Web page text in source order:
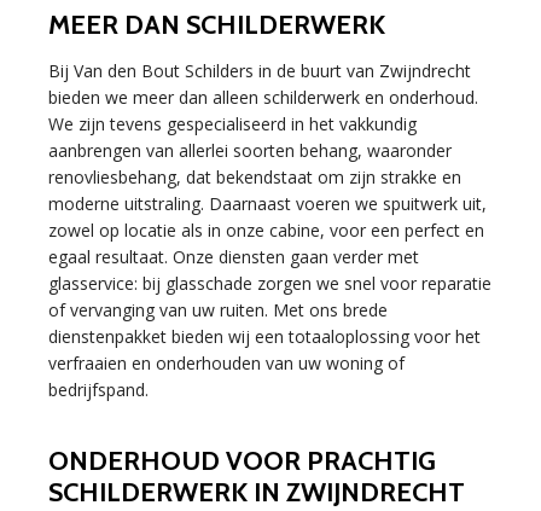
MEER DAN SCHILDERWERK
Bij Van den Bout Schilders in de buurt van Zwijndrecht
bieden we meer dan alleen schilderwerk en onderhoud.
We zijn tevens gespecialiseerd in het vakkundig
aanbrengen van allerlei soorten behang, waaronder
renovliesbehang, dat bekendstaat om zijn strakke en
moderne uitstraling. Daarnaast voeren we spuitwerk uit,
zowel op locatie als in onze cabine, voor een perfect en
egaal resultaat. Onze diensten gaan verder met
glasservice: bij glasschade zorgen we snel voor reparatie
of vervanging van uw ruiten. Met ons brede
dienstenpakket bieden wij een totaaloplossing voor het
verfraaien en onderhouden van uw woning of
bedrijfspand.
ONDERHOUD VOOR PRACHTIG
SCHILDERWERK IN ZWIJNDRECHT